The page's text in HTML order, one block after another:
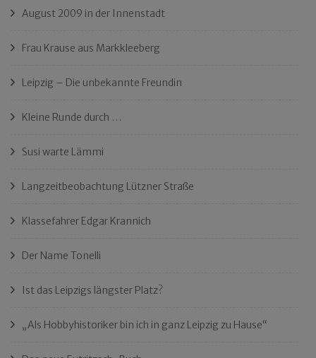
August 2009 in der Innenstadt
Frau Krause aus Markkleeberg
Leipzig – Die unbekannte Freundin
Kleine Runde durch …
Susi warte Lämmi
Langzeitbeobachtung Lützner Straße
Klassefahrer Edgar Krannich
Der Name Tonelli
Ist das Leipzigs längster Platz?
„Als Hobbyhistoriker bin ich in ganz Leipzig zu Hause“